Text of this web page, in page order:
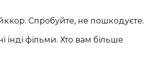
Спробуйте, не пошкодуєте.
інді фільми. Хто вам більше